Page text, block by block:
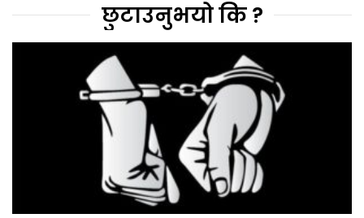
छुटाउनुभयो कि ?